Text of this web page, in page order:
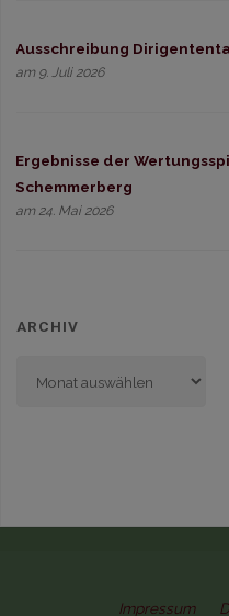
Ausschreibung
am 9. Juli 2026
Ergebnisse der
Schemmerberg
am 24. Mai 2026
ARCHIV
Impressum